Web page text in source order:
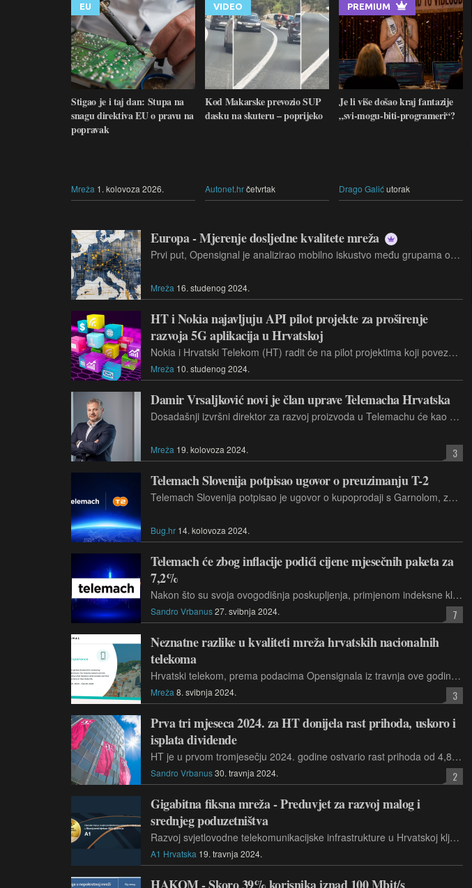
EU
Stigao je i taj dan: Stupa na
snagu direktiva EU o pravu na
popravak
Mreža 1. kolovoza 2026.
VIDEO
Kod Makarske prevozio SUP
dasku na skuteru – poprijeko
Autonet.hrčetvrtak
PREMIUM
Je li više došao kraj fantazije
„svi-mogu-biti-programeri“?
Drago Galićutorak
Europa - Mjerenje dosljedne kvalitete mreža
Prvi put, Opensignal je analizirao mobilno iskustvo među grupama operatera u zapadnoj, srednjoj i istočnoj Europi, fokusirajući se na dosljednu kvalitetu (consistency quality, CQ)
Mreža 16. studenog 2024.
HT i Nokia najavljuju API pilot projekte za proširenje
razvoja 5G aplikacija u Hrvatskoj
Nokia i Hrvatski Telekom (HT) radit će na pilot projektima koji povezuju Nokijinu platformu Network as Code s developerskim portalom na mrežnu imovinu HT-a
Mreža 10. studenog 2024.
Damir Vrsaljković novi je član uprave Telemacha Hrvatska
Dosadašnji izvršni direktor za razvoj proizvoda u Telemachu će kao član uprave biti zadužen za produktnu strategiju, što obuhvaća upravljanje proizvodima i uređajima.
Mreža 19. kolovoza 2024. 3
Telemach Slovenija potpisao ugovor o preuzimanju T-2
Telemach Slovenija potpisao je ugovor o kupoprodaji s Garnolom, za preuzimanje poslovnih udjela u T-2, čime je osigurao najmanje 98,06 posto vlasništva u kompaniji. Proces će biti završen nakon dobivanja potrebnih odobrenja
Bug.hr 14. kolovoza 2024.
Telemach će zbog inflacije podići cijene mjesečnih paketa za
7,2%
Nakon što su svoja ovogodišnja poskupljenja, primjenom indeksne klauzule u ugovorima, najavili A1 i HT, sličan potez, koji se mogao očekivati, stiže i iz trećeg velikog telekoma na našem tržištu
Sandro Vrbanus27. svibnja 2024. 7
Neznatne razlike u kvaliteti mreža hrvatskih nacionalnih
telekoma
Hrvatski telekom, prema podacima Opensignala iz travnja ove godine (prikupljanja podataka: 1. prosinca 2023. - 28. veljače 2024. godine), pobjednik je u pet kategorija mjerenja kvalitete mreže
Mreža 8. svibnja 2024. 3
Prva tri mjeseca 2024. za HT donijela rast prihoda, uskoro i
isplata dividende
HT je u prvom tromjesečju 2024. godine ostvario rast prihoda od 4,8%, čime su neutralizirani inflacijski pritisci, uz povećanje prilagođene EBITDA-e nakon najmova za 6,9%, a neto dobit manja je za 1,7%
Sandro Vrbanus30. travnja 2024. 2
Gigabitna fiksna mreža - Preduvjet za razvoj malog i
srednjeg poduzetništva
Razvoj svjetlovodne telekomunikacijske infrastrukture u Hrvatskoj ključan je za digitalizaciju malih i srednjih poduzeća, koja čine najveći dio gospodarstva zemlje
A1 Hrvatska 19. travnja 2024.